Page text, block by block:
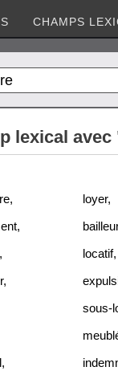
CHAMPS
lexical
, loyer,
, bailleur
, locatif,
,
sous-
,